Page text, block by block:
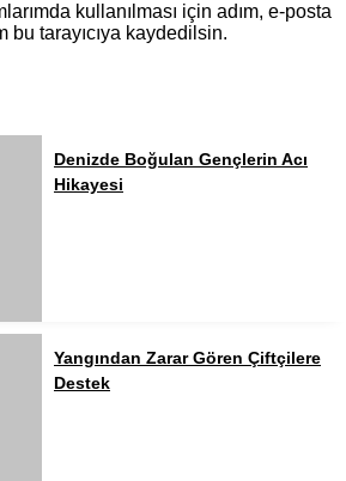
kullanılması için adım, e-posta
bu tarayıcıya kaydedilsin.
Denizde Boğulan Gençlerin Acı
Hikayesi
Yangından Zarar Gören Çiftçilere
Destek